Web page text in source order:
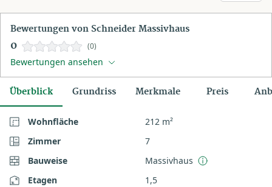
Bewertungen von Schneider Massivhaus
0 (0)
Bewertungen ansehen
Überblick Grundriss Merkmale Preis
Wohnfläche
212 m²
Zimmer
7
Bauweise
Massivhaus
Etagen
1,5